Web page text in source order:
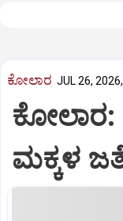
ಕೋಲಾರ JUL 26,
ಕೋಲಾರ:
ಮಕ್ಕಳ